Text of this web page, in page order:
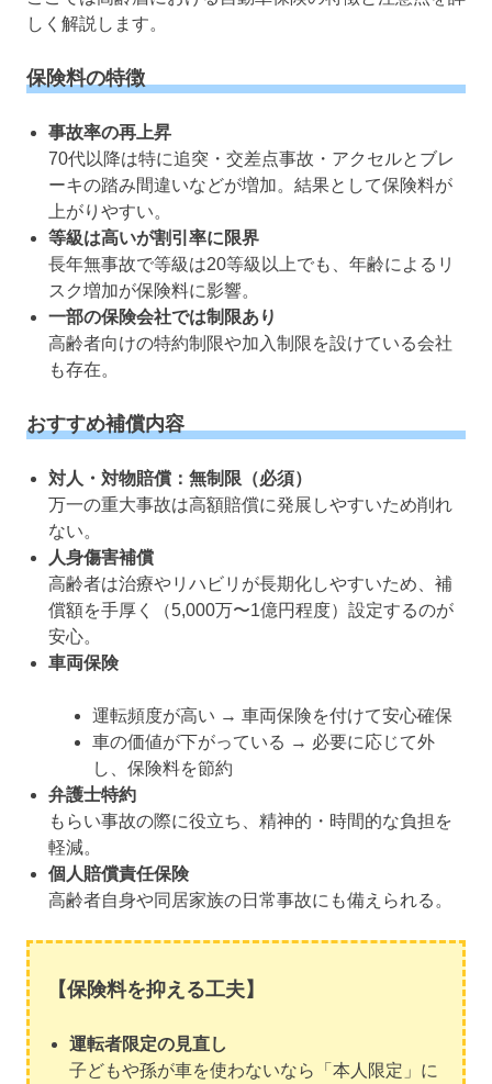
しく解説します。
保険料の特徴
事故率の再上昇
70代以降は特に追突・交差点事故・アクセルとブレ
ーキの踏み間違いなどが増加。結果として保険料が
上がりやすい。
等級は高いが割引率に限界
長年無事故で等級は20等級以上でも、年齢によるリ
スク増加が保険料に影響。
一部の保険会社では制限あり
高齢者向けの特約制限や加入制限を設けている会社
も存在。
おすすめ補償内容
対人・対物賠償：無制限（必須）
万一の重大事故は高額賠償に発展しやすいため削れ
ない。
人身傷害補償
高齢者は治療やリハビリが長期化しやすいため、補
償額を手厚く（5,000万〜1億円程度）設定するのが
安心。
車両保険
運転頻度が高い → 車両保険を付けて安心確保
車の価値が下がっている → 必要に応じて外
し、保険料を節約
弁護士特約
もらい事故の際に役立ち、精神的・時間的な負担を
軽減。
個人賠償責任保険
高齢者自身や同居家族の日常事故にも備えられる。
【保険料を抑える工夫】
運転者限定の見直し
子どもや孫が車を使わないなら「本人限定」に